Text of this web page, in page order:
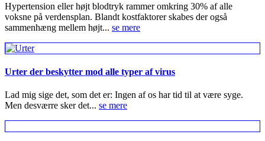
Hypertension eller højt blodtryk rammer omkring 30% af alle
voksne på verdensplan. Blandt kostfaktorer skabes der også
sammenhæng mellem højt... se mere
Urter der beskytter mod alle typer af virus
Lad mig sige det, som det er: Ingen af os har tid til at være syge.
Men desværre sker det... se mere